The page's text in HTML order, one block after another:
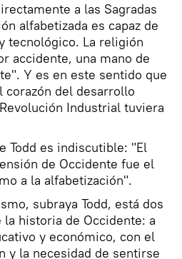
a las Sagradas
alfabetizada es capaz de
tecnológico. La religión
accidente, una mano de
Y es en este sentido que
corazón del desarrollo
Industrial tuviera
Todd es indiscutible: "El
de Occidente fue el
a la alfabetización".
subraya Todd, está dos
historia de Occidente: a
y económico, con el
y la necesidad de sentirse